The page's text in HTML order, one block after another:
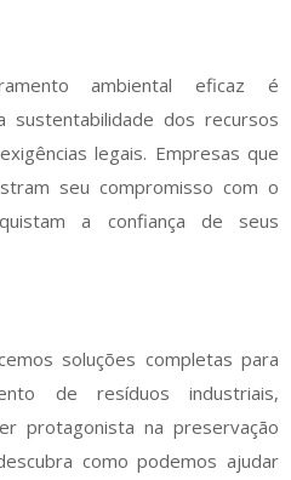
ambiental eficaz é
sustentabilidade dos recursos
legais. Empresas que
seu compromisso com o
a confiança de seus
soluções completas para
de resíduos industriais,
protagonista na preservação
como podemos ajudar